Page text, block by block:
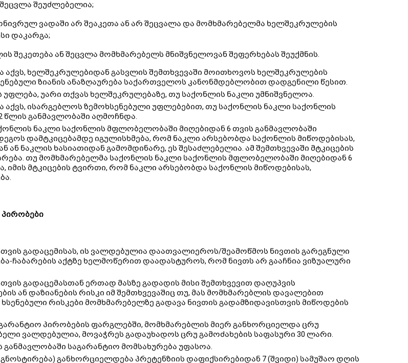
შეუძლებელია;
ვადაში არ შეაკეთა ან არ შეცვალა და მომხმარებელმა ხელშეკრულების
დაკარგა;
შეკეთება ან შეცვლა მომხმარებელს მნიშვნელოვან შეფერხებას შეუქმნის.
აქვს, ხელშეკრულებიდან გასვლის შემთხვევაში მოითხოვოს ხელშეკრულების
ზიანის ანაზღაურება საქართველოს კანონმდებლობით დადგენილი წესით.
უფლება, უარი თქვას ხელშეკრულებაზე, თუ საქონლის ნაკლი უმნიშვნელოა.
აქვს, ისარგებლოს ზემოხსენებული უფლებებით, თუ საქონლის ნაკლი საქონლის
წლის განმავლობაში აღმოჩნდა.
ნაკლი საქონლის მფლობელობაში მიღებიდან 6 თვის განმავლობაში
დამტკიცებამდე იგულისხმება, რომ ნაკლი არსებობდა საქონლის მიწოდებისას,
ან ნაკლის ხასიათიდან გამომდინარე, ეს შესაძლებელია. ამ შემთხვევაში მტკიცების
თუ მომხმარებელმა საქონლის ნაკლი საქონლის მფლობელობაში მიღებიდან 6
იმის მტკიცების ტვირთი, რომ ნაკლი არსებობდა საქონლის მიწოდებისას,
პირობები
გადაცემისას, ის ვალდებულია დაათვალიეროს/შეამოწმოს ნივთის გარეგნული
ჩაბარების აქტზე ხელმოწერით დაადასტუროს, რომ ნივთს არ გააჩნია ვიზუალური
გადაცემასთან ერთად მასზე გადადის მისი შემთხვევით დაღუპვის
ან დაზიანების რისკი იმ შემთხვევაშიც თუ, მას მომხმარებლის დავალებით
ხსენებული რისკები მომხმარებელზე გადავა ნივთის გადამზიდავისთვის მიწოდების
პირობების ფარგლებში, მომხმარებლის მიერ განხორციელდა ცრუ
ვალდებულია, მოვაჭრეს გადაუხადოს ცრუ გამოძახების საფასური 30 ლარი.
საგარანტიო მომსახურება უფასოა.
განხორციელდება პრეტენზიის დაფიქსირებიდან 7 (შვიდი) სამუშაო დღის